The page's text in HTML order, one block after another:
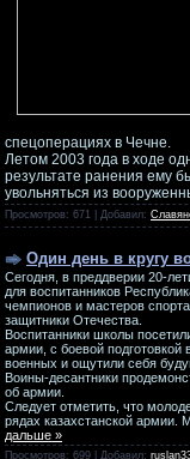
спецоперациях в Чечне.
Летом 2003 года в ходе
результате ранения ему
увольняться из
Просмотров: 671 | Добавил:
Один день в кругу
Сегодня, в преддверии 20-
для воспитанников
чемпионов и мастеров
защитники Отечества.
Воспитанники школы
армии, с боевой
военных и ощутили себя
Воины-десантники
об армии.
Следует отметить, что
рядах казахстанской армии.
дальше »
Просмотров: 699 | Добавил: